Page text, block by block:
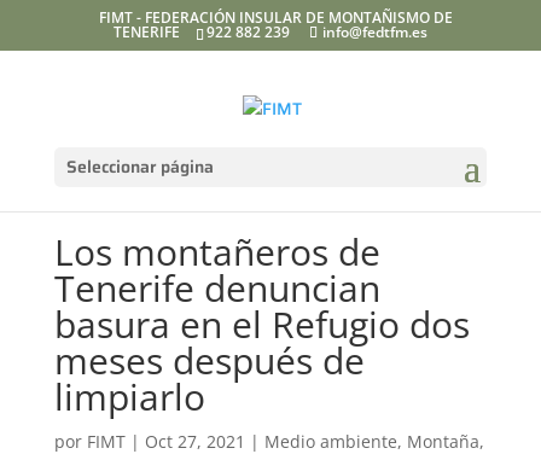
FIMT - FEDERACIÓN INSULAR DE MONTAÑISMO DE
TENERIFE 922 882 239 info@fedtfm.es
Seleccionar página
Los montañeros de
Tenerife denuncian
basura en el Refugio dos
meses después de
limpiarlo
por FIMT| Oct 27, 2021 | Medio ambiente, Montaña,